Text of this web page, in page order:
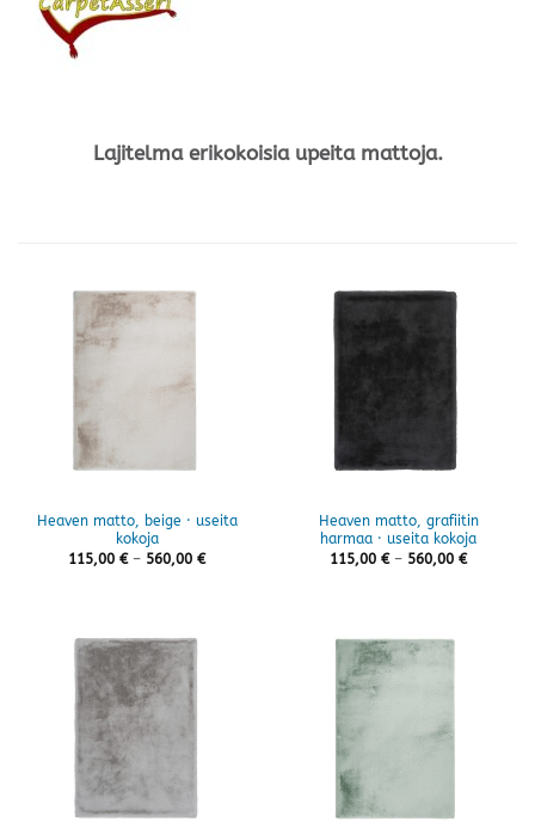
Lajitelma erikokoisia upeita mattoja.
Heaven matto, beige · useita
kokoja
115,00 € – 560,00 €Hintaluokka:
Heaven matto, grafiitin
harmaa · useita kokoja
115,00 € – 560,00 €